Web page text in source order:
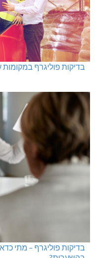
בדיקות פוליגרף במקומות
בדיקות פוליגרף – מתי
בהשערות?